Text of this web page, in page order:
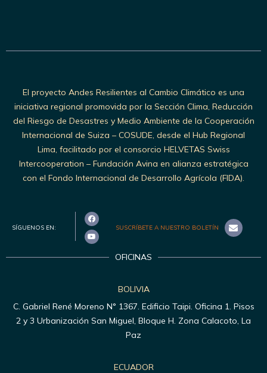
El proyecto Andes Resilientes al Cambio Climático es una
iniciativa regional promovida por la Sección Clima, Reducción
del Riesgo de Desastres y Medio Ambiente de la Cooperación
Internacional de Suiza – COSUDE, desde el Hub Regional
Lima, facilitado por el consorcio HELVETAS Swiss
Intercooperation – Fundación Avina en alianza estratégica
con el Fondo Internacional de Desarrollo Agrícola (FIDA).
SÍGUENOS EN: SUSCRÍBETE A NUESTRO BOLETÍN
OFICINAS
BOLIVIA
C. Gabriel René Moreno N° 1367. Edificio Taipi. Oficina 1. Pisos
2 y 3 Urbanización San Miguel, Bloque H. Zona Calacoto, La
Paz
ECUADOR